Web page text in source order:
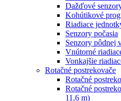
Dažďové
Kohútikové
Riadiace
Senzory počasia
Senzory pôdnej
Vnútorné
Vonkajšie
Rotačné postrekovače
Rotačné
Rotačné
11,6 m)